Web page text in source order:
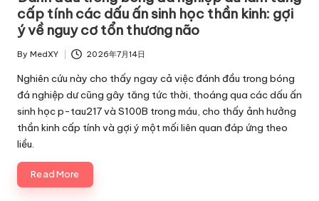
cấp tính các dấu ấn sinh học thần kinh: gợi
ý về nguy cơ tổn thương não
Posted
by
By MedXY 2026年7月14日
Nghiên cứu này cho thấy ngay cả việc đánh đầu trong bóng
đá nghiệp dư cũng gây tăng tức thời, thoáng qua các dấu ấn
sinh học p-tau217 và S100B trong máu, cho thấy ảnh hưởng
thần kinh cấp tính và gợi ý một mối liên quan đáp ứng theo
liều.
Read More